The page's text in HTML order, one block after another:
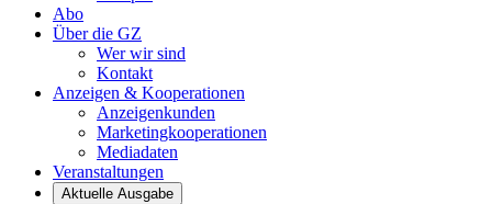
Abo
Über die GZ
Wer wir sind
Kontakt
Anzeigen & Kooperationen
Anzeigenkunden
Marketingkooperationen
Mediadaten
Veranstaltungen
Aktuelle Ausgabe